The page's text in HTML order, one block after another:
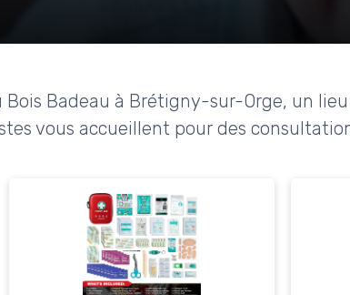
Badeau à Brétigny-sur-Orge, un
vous accueillent pour des